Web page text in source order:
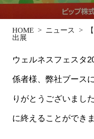
HOME > ニュース >
出展
ウェルネスフェスタ
係者様、弊社ブース
りがとうございまし
に終えることができま